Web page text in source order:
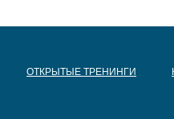
ОТКРЫТЫЕ ТРЕНИНГИ